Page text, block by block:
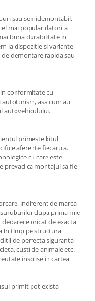
sau semidemontabil,
mai popular datorita
buna durabilitate in
la dispozitie si variante
demontare rapida sau
conformitate cu
asa cum au
autovehiculului.
primeste kitul
aferente fiecaruia.
cu care este
prevad ca montajul sa fie
indiferent de marca
dupa prima mie
oricat de exacta
in timp pe structura
de perfecta siguranta
custi de animale etc.
inscrise in cartea
primit pot exista